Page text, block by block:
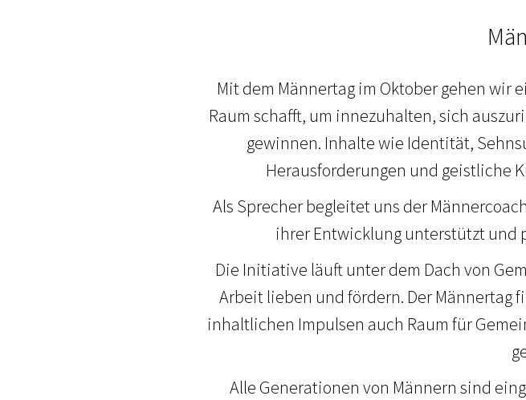
Mit dem Männertag im Oktober gehen wir
Raum schafft, um innezuhalten, sich
gewinnen. Inhalte wie Identität,
Herausforderungen und geistliche
Als Sprecher begleitet uns der
ihrer Entwicklung unterstützt und
Die Initiative läuft unter dem Dach von
Arbeit lieben und fördern. Der
inhaltlichen Impulsen auch Raum für
Alle Generationen von Männern sind